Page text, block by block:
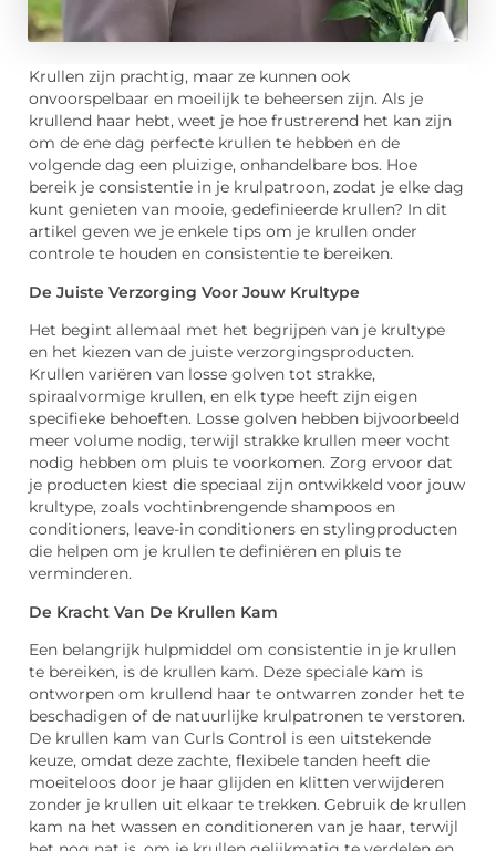
Krullen zijn prachtig, maar ze kunnen ook
onvoorspelbaar en moeilijk te beheersen zijn. Als je
krullend haar hebt, weet je hoe frustrerend het kan zijn
om de ene dag perfecte krullen te hebben en de
volgende dag een pluizige, onhandelbare bos. Hoe
bereik je consistentie in je krulpatroon, zodat je elke dag
kunt genieten van mooie, gedefinieerde krullen? In dit
artikel geven we je enkele tips om je krullen onder
controle te houden en consistentie te bereiken.
De Juiste Verzorging Voor Jouw Krultype
Het begint allemaal met het begrijpen van je krultype
en het kiezen van de juiste verzorgingsproducten.
Krullen variëren van losse golven tot strakke,
spiraalvormige krullen, en elk type heeft zijn eigen
specifieke behoeften. Losse golven hebben bijvoorbeeld
meer volume nodig, terwijl strakke krullen meer vocht
nodig hebben om pluis te voorkomen. Zorg ervoor dat
je producten kiest die speciaal zijn ontwikkeld voor jouw
krultype, zoals vochtinbrengende shampoos en
conditioners, leave-in conditioners en stylingproducten
die helpen om je krullen te definiëren en pluis te
verminderen.
De Kracht Van De Krullen Kam
Een belangrijk hulpmiddel om consistentie in je krullen
te bereiken, is de krullen kam. Deze speciale kam is
ontworpen om krullend haar te ontwarren zonder het te
beschadigen of de natuurlijke krulpatronen te verstoren.
De krullen kam van Curls Control is een uitstekende
keuze, omdat deze zachte, flexibele tanden heeft die
moeiteloos door je haar glijden en klitten verwijderen
zonder je krullen uit elkaar te trekken. Gebruik de krullen
kam na het wassen en conditioneren van je haar, terwijl